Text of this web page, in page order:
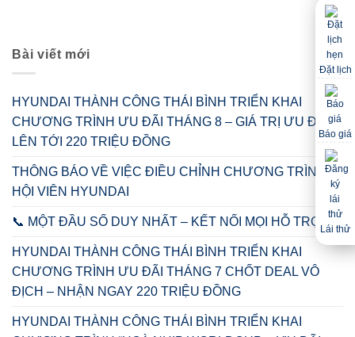
Bài viết mới
HYUNDAI THÀNH CÔNG THÁI BÌNH TRIỂN KHAI
CHƯƠNG TRÌNH ƯU ĐÃI THÁNG 8 – GIÁ TRỊ ƯU ĐÃI
LÊN TỚI 220 TRIỆU ĐỒNG
THÔNG BÁO VỀ VIỆC ĐIỀU CHỈNH CHƯƠNG TRÌNH
HỘI VIÊN HYUNDAI
📞 MỘT ĐẦU SỐ DUY NHẤT – KẾT NỐI MỌI HỖ TRỢ 📞
HYUNDAI THÀNH CÔNG THÁI BÌNH TRIỂN KHAI
CHƯƠNG TRÌNH ƯU ĐÃI THÁNG 7 CHỐT DEAL VÔ
ĐỊCH – NHẬN NGAY 220 TRIỆU ĐỒNG
HYUNDAI THÀNH CÔNG THÁI BÌNH TRIỂN KHAI
Đặt lịch
Báo giá
Lái thử